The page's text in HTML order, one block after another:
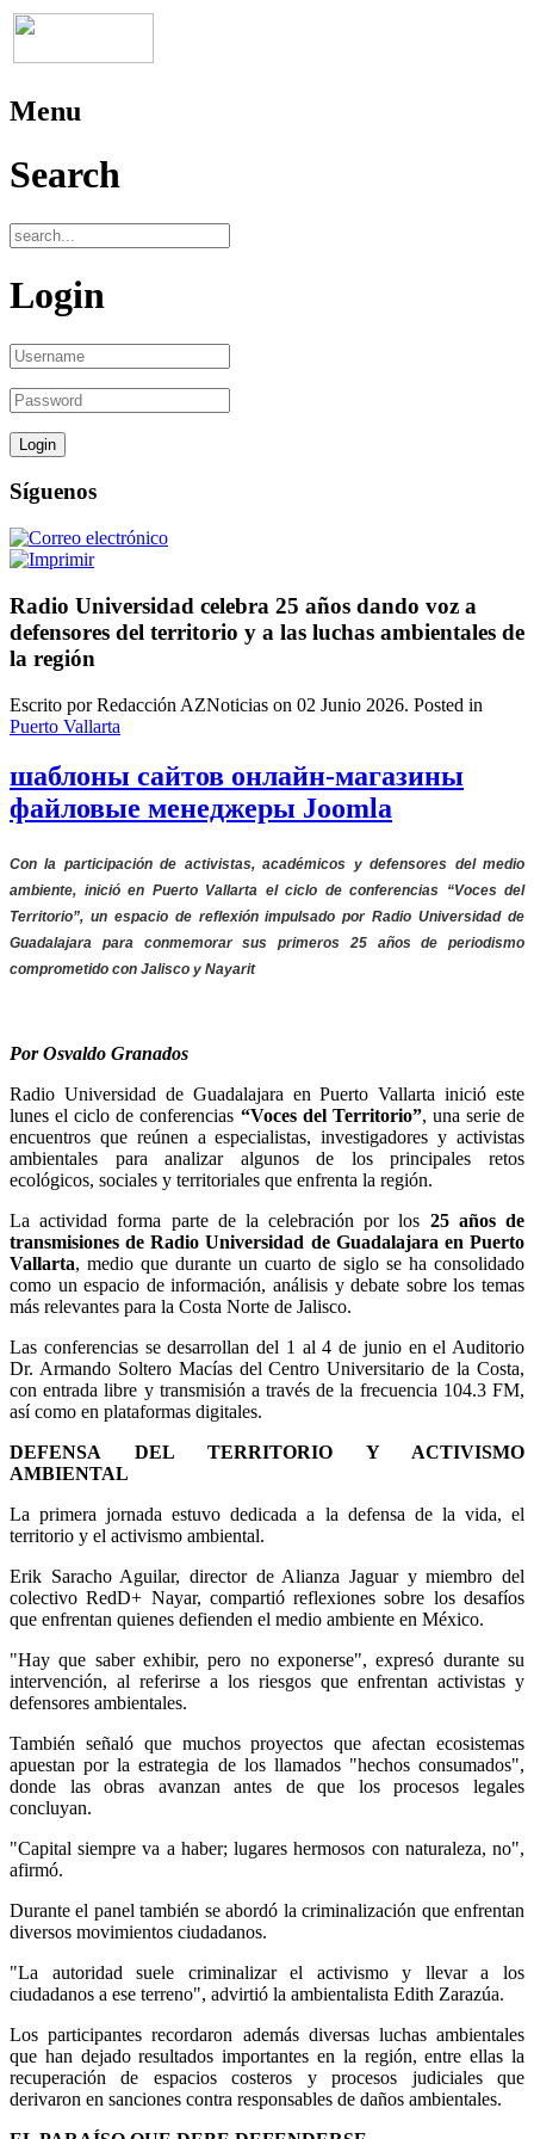
Menu
Search
Login
Síguenos
Radio Universidad celebra 25 años dando voz a
defensores del territorio y a las luchas ambientales de
la región
Escrito por Redacción AZNoticias on 02 Junio 2026. Posted in
Puerto Vallarta
шаблоны сайтов онлайн-магазины
файловые менеджеры Joomla
Con la participación de activistas, académicos y defensores del medio
ambiente, inició en Puerto Vallarta el ciclo de conferencias “Voces del
Territorio”, un espacio de reflexión impulsado por Radio Universidad de
Guadalajara para conmemorar sus primeros 25 años de periodismo
comprometido con Jalisco y Nayarit
Por Osvaldo Granados
Radio Universidad de Guadalajara en Puerto Vallarta inició este
lunes el ciclo de conferencias “Voces del Territorio”, una serie de
encuentros que reúnen a especialistas, investigadores y activistas
ambientales para analizar algunos de los principales retos
ecológicos, sociales y territoriales que enfrenta la región.
La actividad forma parte de la celebración por los 25 años de
transmisiones de Radio Universidad de Guadalajara en Puerto
Vallarta, medio que durante un cuarto de siglo se ha consolidado
como un espacio de información, análisis y debate sobre los temas
más relevantes para la Costa Norte de Jalisco.
Las conferencias se desarrollan del 1 al 4 de junio en el Auditorio
Dr. Armando Soltero Macías del Centro Universitario de la Costa,
con entrada libre y transmisión a través de la frecuencia 104.3 FM,
así como en plataformas digitales.
DEFENSA DEL TERRITORIO Y ACTIVISMO
AMBIENTAL
La primera jornada estuvo dedicada a la defensa de la vida, el
territorio y el activismo ambiental.
Erik Saracho Aguilar, director de Alianza Jaguar y miembro del
colectivo RedD+ Nayar, compartió reflexiones sobre los desafíos
que enfrentan quienes defienden el medio ambiente en México.
"Hay que saber exhibir, pero no exponerse", expresó durante su
intervención, al referirse a los riesgos que enfrentan activistas y
defensores ambientales.
También señaló que muchos proyectos que afectan ecosistemas
apuestan por la estrategia de los llamados "hechos consumados",
donde las obras avanzan antes de que los procesos legales
concluyan.
"Capital siempre va a haber; lugares hermosos con naturaleza, no",
afirmó.
Durante el panel también se abordó la criminalización que enfrentan
diversos movimientos ciudadanos.
"La autoridad suele criminalizar el activismo y llevar a los
ciudadanos a ese terreno", advirtió la ambientalista Edith Zarazúa.
Los participantes recordaron además diversas luchas ambientales
que han dejado resultados importantes en la región, entre ellas la
recuperación de espacios costeros y procesos judiciales que
derivaron en sanciones contra responsables de daños ambientales.